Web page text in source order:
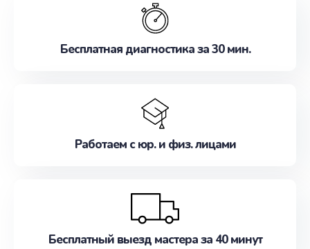
наилучшим образом. Не медлите записаться на
Бесплатная диагностика за 30 мин.
Работаем с юр. и физ. лицами
Бесплатный выезд мастера за 40 минут